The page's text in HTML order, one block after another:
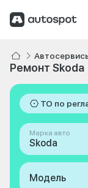
Ремонт Skoda
ТО по
Марка авто
Skoda
Модель